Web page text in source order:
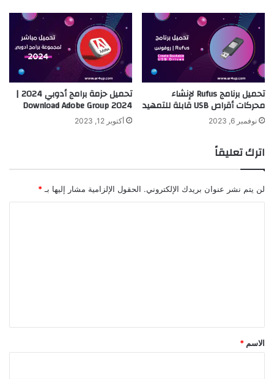
تحميل برنامج Rufus لإنشاء
محركات أقراص USB قابلة للتمهيد
نوفمبر 6, 2023
تحميل حزمة برامج أدوبي 2024 |
Download Adobe Group 2024
أكتوبر 12, 2023
اترك تعليقاً
لن يتم نشر عنوان بريدك الإلكتروني. الحقول الإلزامية مشار إليها بـ *
*
الاسم *